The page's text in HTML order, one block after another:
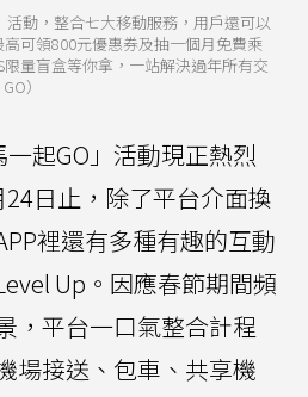
活動，整合七大移動服務，用戶還可以
可領800元優惠券及抽一個月免費乘
限量盲盒等你拿，一站解決過年所有交
）
一起GO」活動現正熱烈
日止，除了平台介面換
裡還有多種有趣的互動
Up。因應春節期間頻
，平台一口氣整合計程
場接送、包車、共享機